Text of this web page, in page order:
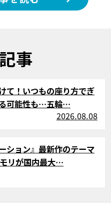
事
て！いつもの座り方でぎ
可能性も…五輪…
2026.08.08
ション』最新作のテーマ
リが国内最大…